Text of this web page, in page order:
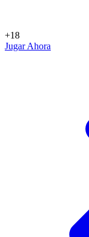
+18
Jugar Ahora